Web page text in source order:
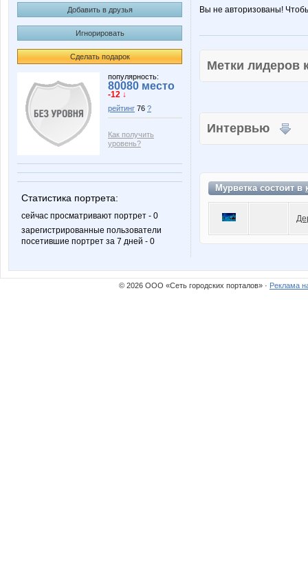
Добавить в друзья
Игнорировать
Сделать подарок
популярность:
80080 место
-12 ↓
рейтинг 76 ?
Как получить
уровень?
Статистика портрета:
сейчас просматривают портрет - 0
зарегистрированные пользователи
посетившие портрет за 7 дней - 0
Вы не авторизованы!
Метки
Интервью
Мурветка состоит в
© 2026 ООО «Сеть городских порталов» · Реклама